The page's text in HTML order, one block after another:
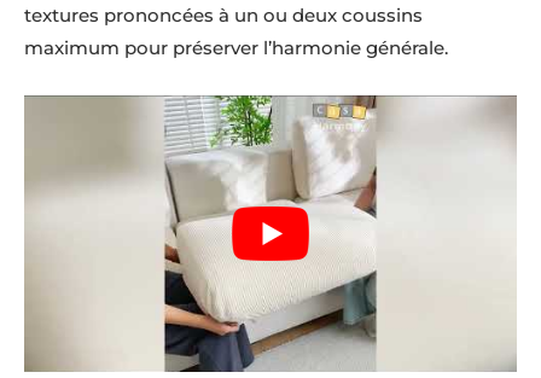
textures prononcées à un ou deux coussins
maximum pour préserver l’harmonie générale.